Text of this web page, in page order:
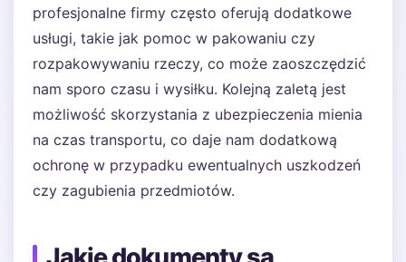
profesjonalne firmy często oferują dodatkowe
usługi, takie jak pomoc w pakowaniu czy
rozpakowywaniu rzeczy, co może zaoszczędzić
nam sporo czasu i wysiłku. Kolejną zaletą jest
możliwość skorzystania z ubezpieczenia mienia
na czas transportu, co daje nam dodatkową
ochronę w przypadku ewentualnych uszkodzeń
czy zagubienia przedmiotów.